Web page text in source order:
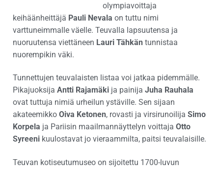
olympiavoittaja
keihäänheittäjä Pauli Nevala on tuttu nimi
varttuneimmalle väelle. Teuvalla lapsuutensa ja
nuoruutensa viettäneen Lauri Tähkän tunnistaa
nuorempikin väki.
Tunnettujen teuvalaisten listaa voi jatkaa pidemmälle.
Pikajuoksija Antti Rajamäki ja painija Juha Rauhala
ovat tuttuja nimiä urheilun ystäville. Sen sijaan
akateemikko Oiva Ketonen, rovasti ja virsirunoilija Simo
Korpela ja Pariisin maailmannäyttelyn voittaja Otto
Syreeni kuulostavat jo vieraammilta, paitsi teuvalaisille.
Teuvan kotiseutumuseo on sijoitettu 1700-luvun